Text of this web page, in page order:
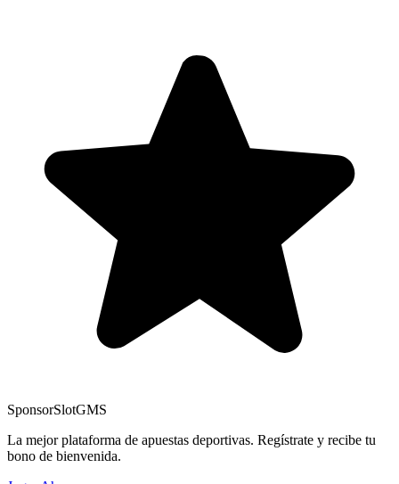
SponsorSlotGMS
La mejor plataforma de apuestas deportivas. Regístrate y recibe tu
bono de bienvenida.